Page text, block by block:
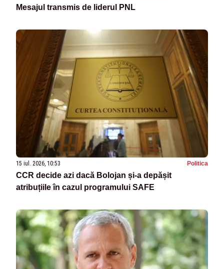
Mesajul transmis de liderul PNL
15 iul. 2026, 10:53 Politica
CCR decide azi dacă Bolojan și-a depășit
atribuțiile în cazul programului SAFE